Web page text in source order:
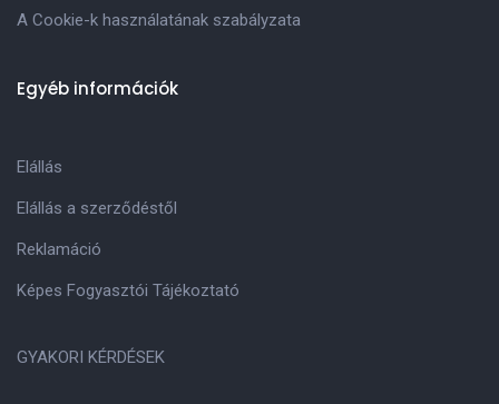
A Cookie-k használatának szabályzata
Egyéb információk
Elállás
Elállás a szerződéstől
Reklamáció
Képes Fogyasztói Tájékoztató
GYAKORI KÉRDÉSEK